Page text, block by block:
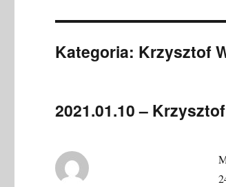
Kategoria: Krzysztof
2021.01.10 –